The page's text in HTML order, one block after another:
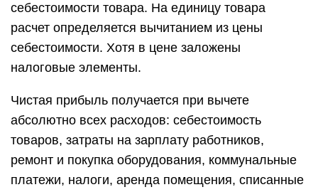
себестоимости товара. На единицу товара
расчет определяется вычитанием из цены
себестоимости. Хотя в цене заложены
налоговые элементы.
Чистая прибыль получается при вычете
абсолютно всех расходов: себестоимость
товаров, затраты на зарплату работников,
ремонт и покупка оборудования, коммунальные
платежи, налоги, аренда помещения, списанные